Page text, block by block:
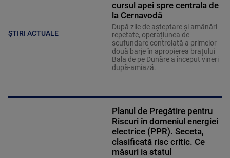
ȘTIRI ACTUALE
cursul apei spre centrala de
la Cernavodă
După zile de așteptare și amânări
repetate, operațiunea de
scufundare controlată a primelor
două barje în apropierea brațului
Bala de pe Dunăre a început vineri
după-amiază.
Planul de Pregătire pentru
Riscuri în domeniul energiei
electrice (PPR). Seceta,
clasificată risc critic. Ce
măsuri ia statul